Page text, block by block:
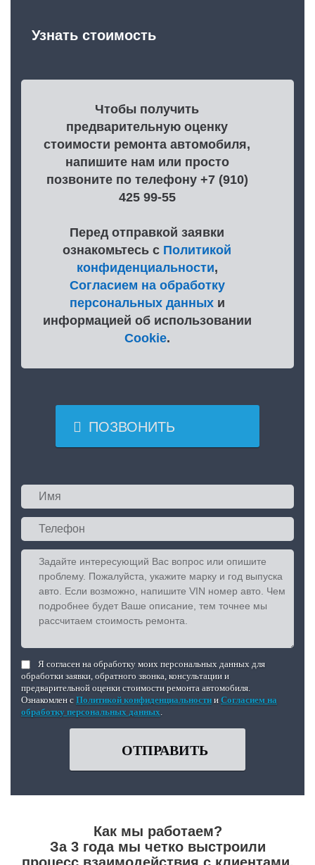
Узнать стоимость
Чтобы получить
предварительную оценку
стоимости ремонта автомобиля,
напишите нам или просто
позвоните по телефону +7 (910)
425 99-55
Перед отправкой заявки
ознакомьтесь с Политикой
конфиденциальности,
Согласием на обработку
персональных данныхи
информацией об использовании
Cookie.
 ПОЗВОНИТЬ
Я согласен на обработку моих персональных данных для
обработки заявки, обратного звонка, консультации и
предварительной оценки стоимости ремонта автомобиля.
Ознакомлен с Политикой конфиденциальности и Согласием на
обработку персональных данных
ОТПРАВИТЬ
Как мы работаем?
За 3 года мы четко выстроили